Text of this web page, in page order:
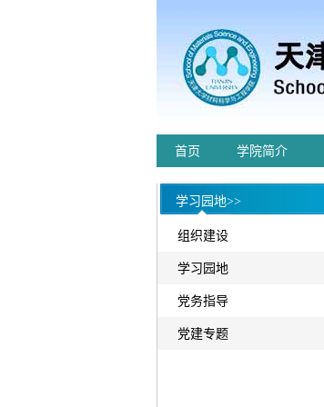
首页 学院简介
学习园地>>
组织建设
学习园地
党务指导
党建专题